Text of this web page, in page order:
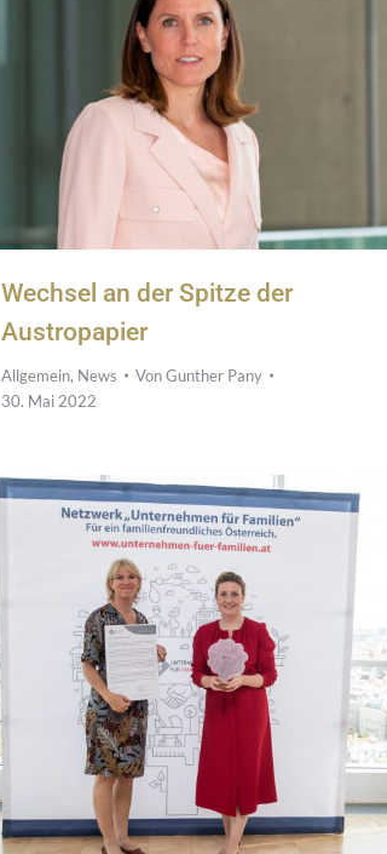
Wechsel an der Spitze der
Austropapier
Allgemein, News VonGunther Pany
30. Mai 2022